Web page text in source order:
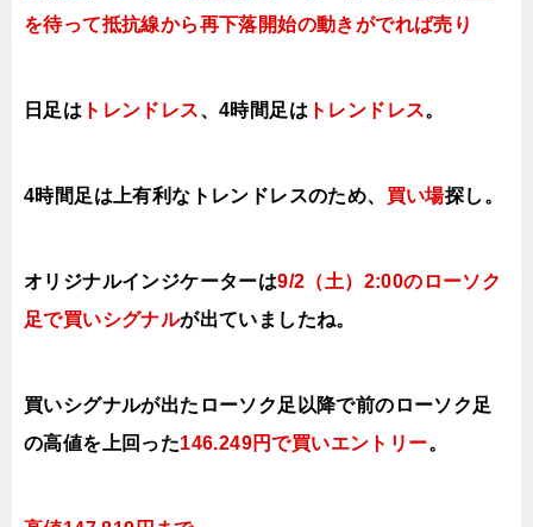
を待って抵抗線から再下落開始の動きがでれば売り
日足は トレンドレス、4時間足は トレンドレス。
4時間足は上有利なトレンドレスのため、 買い場探し。
オリジナルインジケーターは9/2（土）2:00の ローソク
足で買いシグナルが出てい ま し たね。
買いシグナルが出たローソク足以降で前のローソク足
の高値を上 回った146.249円で買いエントリー。